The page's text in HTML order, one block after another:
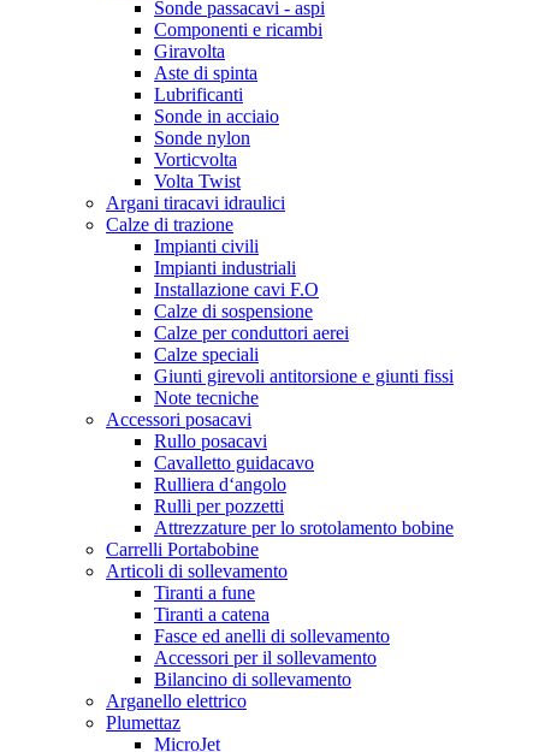
Sonde passacavi - aspi
Componenti e ricambi
Giravolta
Aste di spinta
Lubrificanti
Sonde in acciaio
Sonde nylon
Vorticvolta
Volta Twist
Argani tiracavi idraulici
Calze di trazione
Impianti civili
Impianti industriali
Installazione cavi F.O
Calze di sospensione
Calze per conduttori aerei
Calze speciali
Giunti girevoli antitorsione e giunti fissi
Note tecniche
Accessori posacavi
Rullo posacavi
Cavalletto guidacavo
Rulliera d‘angolo
Rulli per pozzetti
Attrezzature per lo srotolamento bobine
Carrelli Portabobine
Articoli di sollevamento
Tiranti a fune
Tiranti a catena
Fasce ed anelli di sollevamento
Accessori per il sollevamento
Bilancino di sollevamento
Arganello elettrico
Plumettaz
MicroJet